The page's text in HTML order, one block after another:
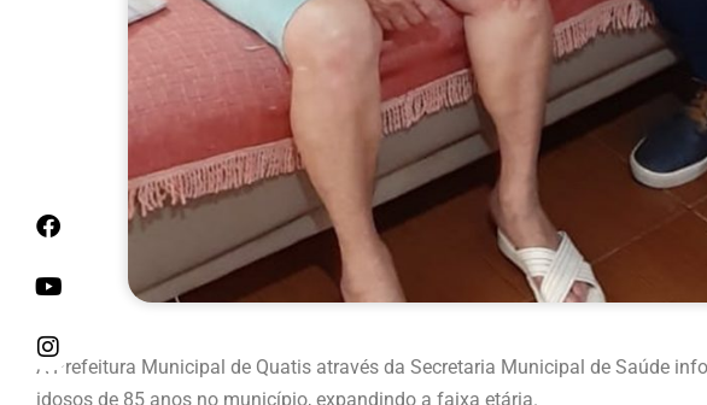
A Prefeitura Municipal de Quatis através da Secretaria Municipal de Saúde
idosos de 85 anos no município, expandindo a faixa etária.